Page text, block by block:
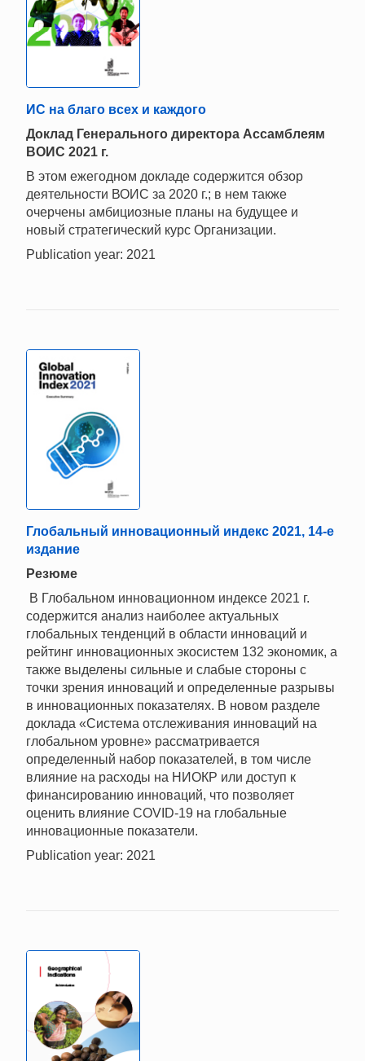
ИС на благо всех и каждого
Доклад Генерального директора Ассамблеям
ВОИС 2021 г.
В этом ежегодном докладе содержится обзор
деятельности ВОИС за 2020 г.; в нем также
очерчены амбициозные планы на будущее и
новый стратегический курс Организации.
Publication year: 2021
Глобальный инновационный индекс 2021, 14-е
издание
Резюме
В Глобальном инновационном индексе 2021 г.
содержится анализ наиболее актуальных
глобальных тенденций в области инноваций и
рейтинг инновационных экосистем 132 экономик, а
также выделены сильные и слабые стороны с
точки зрения инноваций и определенные разрывы
в инновационных показателях. В новом разделе
доклада «Система отслеживания инноваций на
глобальном уровне» рассматривается
определенный набор показателей, в том числе
влияние на расходы на НИОКР или доступ к
финансированию инноваций, что позволяет
оценить влияние COVID-19 на глобальные
инновационные показатели.
Publication year: 2021